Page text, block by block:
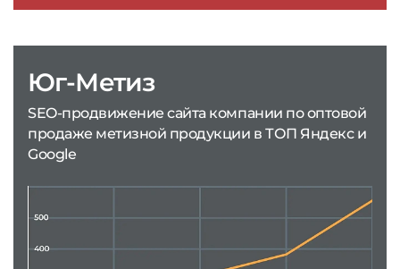
Юг-Метиз
SEO-продвижение сайта компании по оптовой
продаже метизной продукции в ТОП Яндекс и
Google